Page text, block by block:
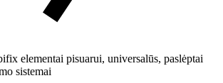
elementai pisuarui, universalūs, paslėptai
sistemai